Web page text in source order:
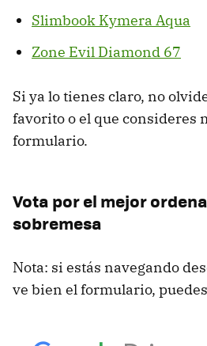
Slimbook Kymera Aqua
Zone Evil Diamond 67
Si ya lo tienes claro, no
favorito o el que consideres
formulario.
Vota por el mejor
sobremesa
Nota: si estás navegando
ve bien el formulario, puedes